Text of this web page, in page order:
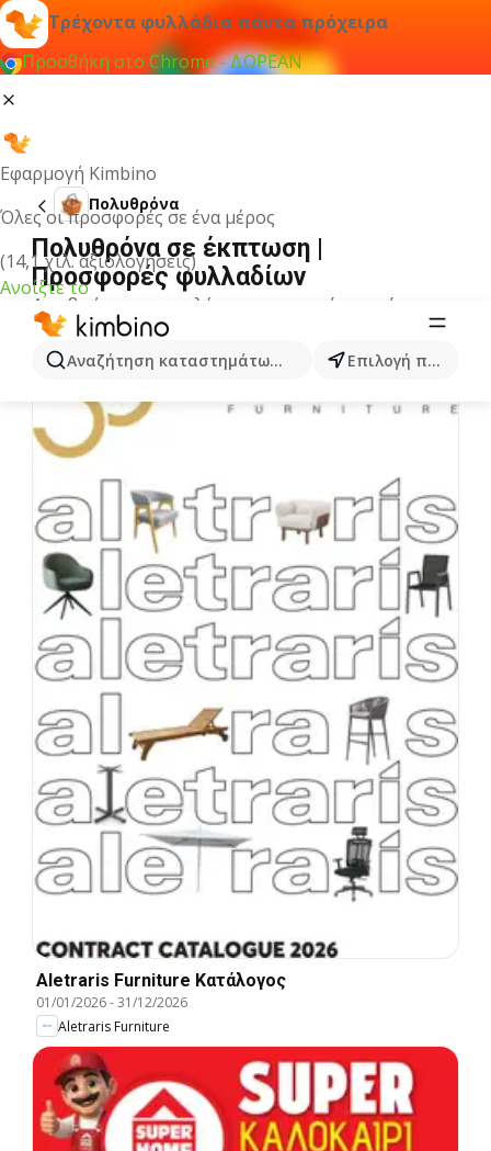
Τρέχοντα φυλλάδια πάντα πρόχειρα
Προσθήκη στο Chrome - ΔΩΡΕΑΝ
Εφαρμογή Kimbino
Όλες οι προσφορές σε ένα μέρος
(14,1 χιλ. αξιολογήσεις)
Ανοίξτε το
Αναζήτηση καταστημάτων, κατηγοριών, προϊόντων...
Επιλογή πόλης
Πολυθρόνα
Πολυθρόνα σε έκπτωση |
Προσφορές φυλλαδίων
Δεν βρήκαμε αποτελέσματα για αυτόν τον όρο.
Άλλα φυλλάδια από την κατηγορία
Aletraris Furniture Κατάλογος
01/01/2026-31/12/2026
Aletraris Furniture